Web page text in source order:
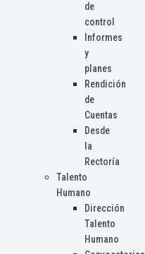
de
control
Informes
y
planes
Rendición
de
Cuentas
Desde
la
Rectoría
Talento
Humano
Dirección
Talento
Humano